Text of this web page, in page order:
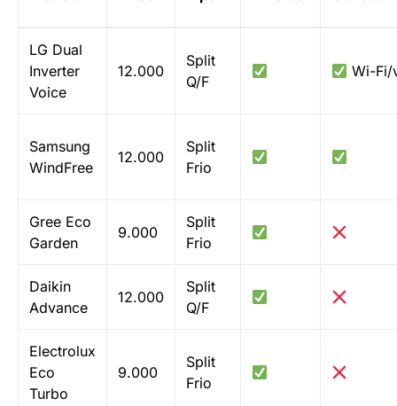
LG Dual
Inverter
Voice
12.000
Split
Q/F
Wi-Fi/
Samsung
WindFree
12.000
Split
Frio
Gree Eco
Garden
9.000
Split
Frio
Daikin
Advance
12.000
Split
Q/F
Electrolux
Eco
Turbo
9.000
Split
Frio